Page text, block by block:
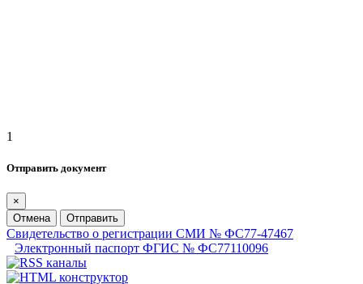
1
Отправить документ
×
Отмена
Отправить
Свидетельство о регистрации СМИ № ФС77-47467
Электронный паспорт ФГИС № ФС77110096